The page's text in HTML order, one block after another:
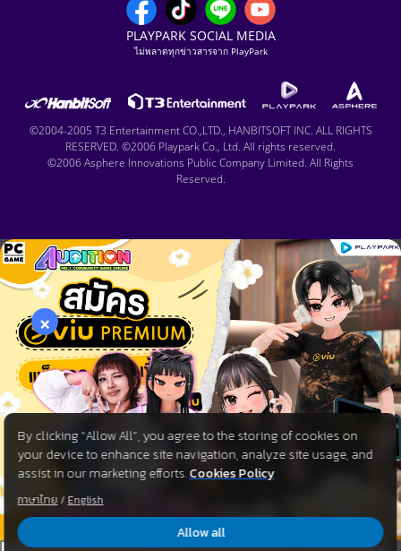
PLAYPARK SOCIAL MEDIA
ไม่พลาดทุกข่าวสารจาก PlayPark
©2004-2005 T3 Entertainment CO.,LTD., HANBITSOFT INC. ALL RIGHTS
RESERVED. ©2006 Playpark Co., Ltd. All rights reserved.
©2006 Asphere Innovations Public Company Limited. All Rights
Reserved.
By clicking “Allow All”, you agree to the storing of cookies on
your device to enhance site navigation, analyze site usage, and
assist in our marketing efforts.Cookies Policy
ภาษาไทย/ English
Allow all
×